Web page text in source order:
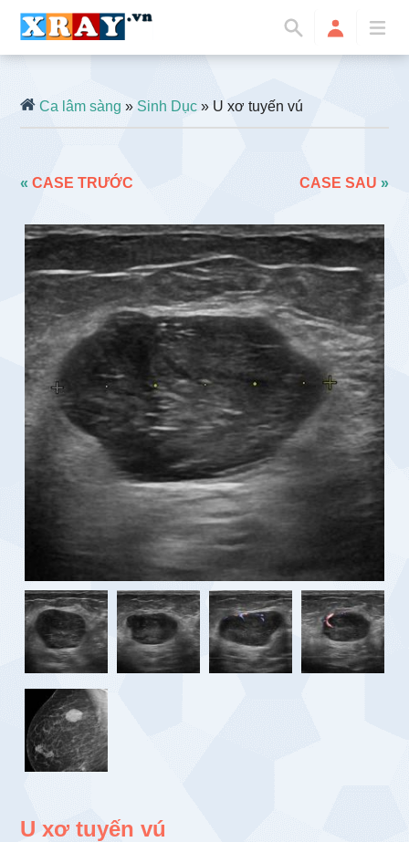
Ca lâm sàng »Sinh Dục » U xơ tuyến vú
«CASE TRƯỚC CASE SAU »
U xơ tuyến vú